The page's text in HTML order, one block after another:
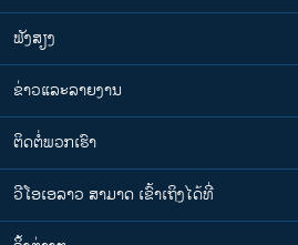
ຟັງສຽງ
ຂ່າວແລະລາຍງານ
ຕິດຕໍ່ພວກເຮົາ
ວີໂອເອລາວ ສາມາດ ເຂົ້າເຖິງໄດ້ທີ່